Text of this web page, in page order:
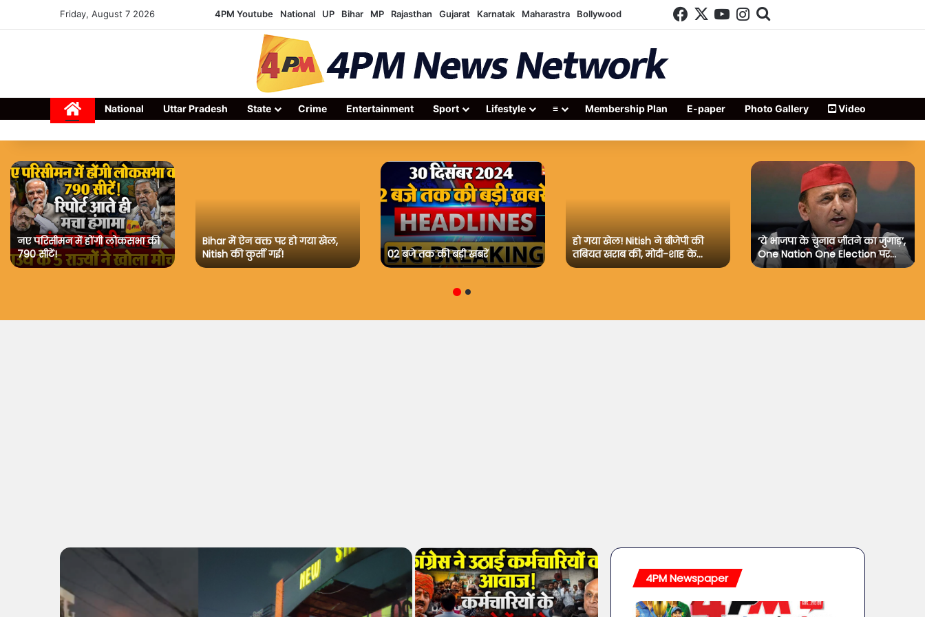
Friday, August 7 2026 4PM Youtube National UP Bihar MP Rajasthan Gujarat Karnatak Maharastra Bollywood Facebook
X YouTube
Instagram
HomeNational Uttar Pradesh State Crime Entertainment Sport Lifestyle ≡ Membership Plan E-paper Photo Gallery Video
नए परिसीमन में होंगी लोकसभा की
790 सीटें!
Bihar में ऐन वक्त पर हो गया खेल,
Nitish की कुर्सी गई!
02 बजे तक की बड़ी खबरें
हो गया खेल! Nitish ने बीजेपी की
तबियत खराब की, मोदी-शाह के…
‘ये भाजपा के चुनाव जीतने का जुगाड़’,
One Nation One Election पर…
4PM Newspaper